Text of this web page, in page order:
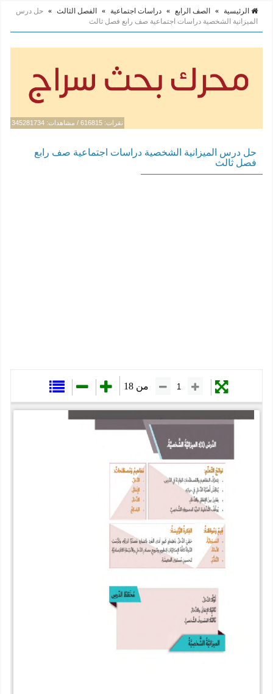
الرئيسية » الصف الرابع » دراسات اجتماعية » الفصل الثالث » حل درس
الميزانية الشخصية دراسات اجتماعية صف رابع فصل ثالث
نقرات: 616815 / مشاهدات: 345281734
حل درس الميزانية الشخصية دراسات اجتماعية صف رابع
فصل ثالث